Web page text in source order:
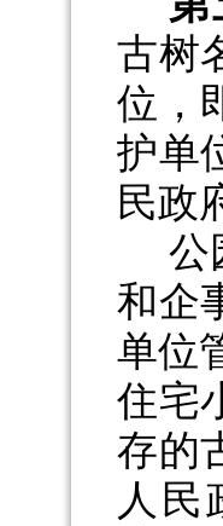
古树
位，
护单
民政
公
和企
单位
住宅
存的
人民